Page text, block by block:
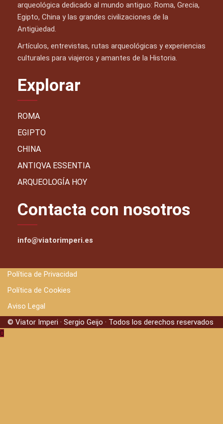
arqueológica dedicado al mundo antiguo: Roma, Grecia,
Egipto, China y las grandes civilizaciones de la
Antigüedad.
Artículos, entrevistas, rutas arqueológicas y experiencias
culturales para viajeros y amantes de la Historia.
Explorar
ROMA
EGIPTO
CHINA
ANTIQVA ESSENTIA
ARQUEOLOGÍA HOY
Contacta con nosotros
info@viatorimperi.es
Política de Privacidad
Política de Cookies
Aviso Legal
© Viator Imperi · Sergio Geijo · Todos los derechos reservados